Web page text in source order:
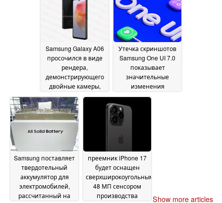
Samsung Galaxy A06
просочился в виде
рендера,
демонстрирующего
двойные камеры,
каплевидный вырез
и сканер отпечатков
пальцев,
расположенный
сбоку
27 July 2024
Утечка скриншотов
Samsung One UI 7.0
показывает
значительные
изменения
пользовательского
интерфейса в
преддверии бета-
версии, которая, по
Samsung поставляет
твердотельный
аккумулятор для
электромобилей,
рассчитанный на
преемник iPhone 17
будет оснащен
сверхширокоугольным
48 МП сенсором
производства
Show more articles